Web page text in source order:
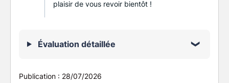
plaisir de vous revoir bientôt !
Évaluation détaillée
Publication : 28/07/2026